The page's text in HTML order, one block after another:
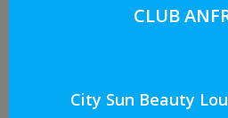
CLUB
City Sun Beauty